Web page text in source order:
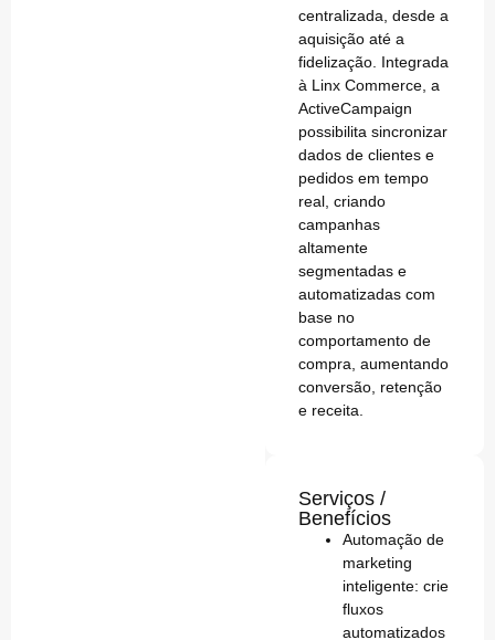
centralizada, desde a
aquisição até a
fidelização. Integrada
à Linx Commerce, a
ActiveCampaign
possibilita sincronizar
dados de clientes e
pedidos em tempo
real, criando
campanhas
altamente
segmentadas e
automatizadas com
base no
comportamento de
compra, aumentando
conversão, retenção
e receita.
Serviços /
Benefícios
Automação de
marketing
inteligente: crie
fluxos
automatizados